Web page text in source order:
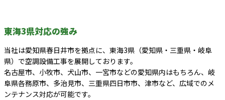
東海3県対応の強み
当社は愛知県春日井市を拠点に、東海3県（愛知県・三重県・岐阜
県）で空調設備工事を展開しております。
名古屋市、小牧市、犬山市、一宮市などの愛知県内はもちろん、岐
阜県各務原市、多治見市、三重県四日市市、津市など、広域でのメ
ンテナンス対応が可能です。